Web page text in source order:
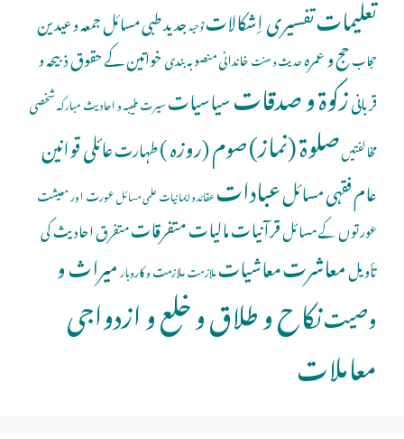
تعلیماتتفسیری اِشکالاتتوحیدجدید طبی مسائلجمعہ و عیدین
حجابحج و عمرہحدیث و سنتخاندانی منصوبہ بندیخواتین کے حقوقذبیحہ و
قربانیزکوۃ و صدقاتسیاسیاتسیرت طیبہ و احادیث مبارکہشخصی
مخالفتیںصلوة (نماز)صوم (روزہ )طہارتعائلی قوانین
عام فقہی مسائلعباداتعقائد و ایمانیاتعلمی مسائلعورت اور معیشت
عورتوں کے مسائلقرآنیاتمالیاتمتفرقاتمتفرق احادیث کی
تأویلمعاشرتمعاشیاتملازمتملازمت و کاروبارمیراث و
وصیتنکاح و طلاق و خلع و ازدواجی
معاملات